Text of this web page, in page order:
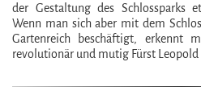
der Gestaltung des Schlossparks
Wenn man sich aber mit dem
Gartenreich beschäftigt, erkennt
revolutionär und mutig Fürst Leopold